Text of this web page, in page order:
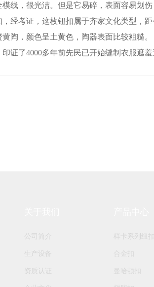
线，很光洁。但是它易碎，表面容易划伤
经考证，这枚钮扣属于齐家文化类型，
陶，颜色呈土黄色，陶器表面比较粗糙。
证了4000多年前先民已开始缝制衣服遮
公司简介
生产设备
资质认证
样卡系列纽扣
合金扣
曼哈顿扣